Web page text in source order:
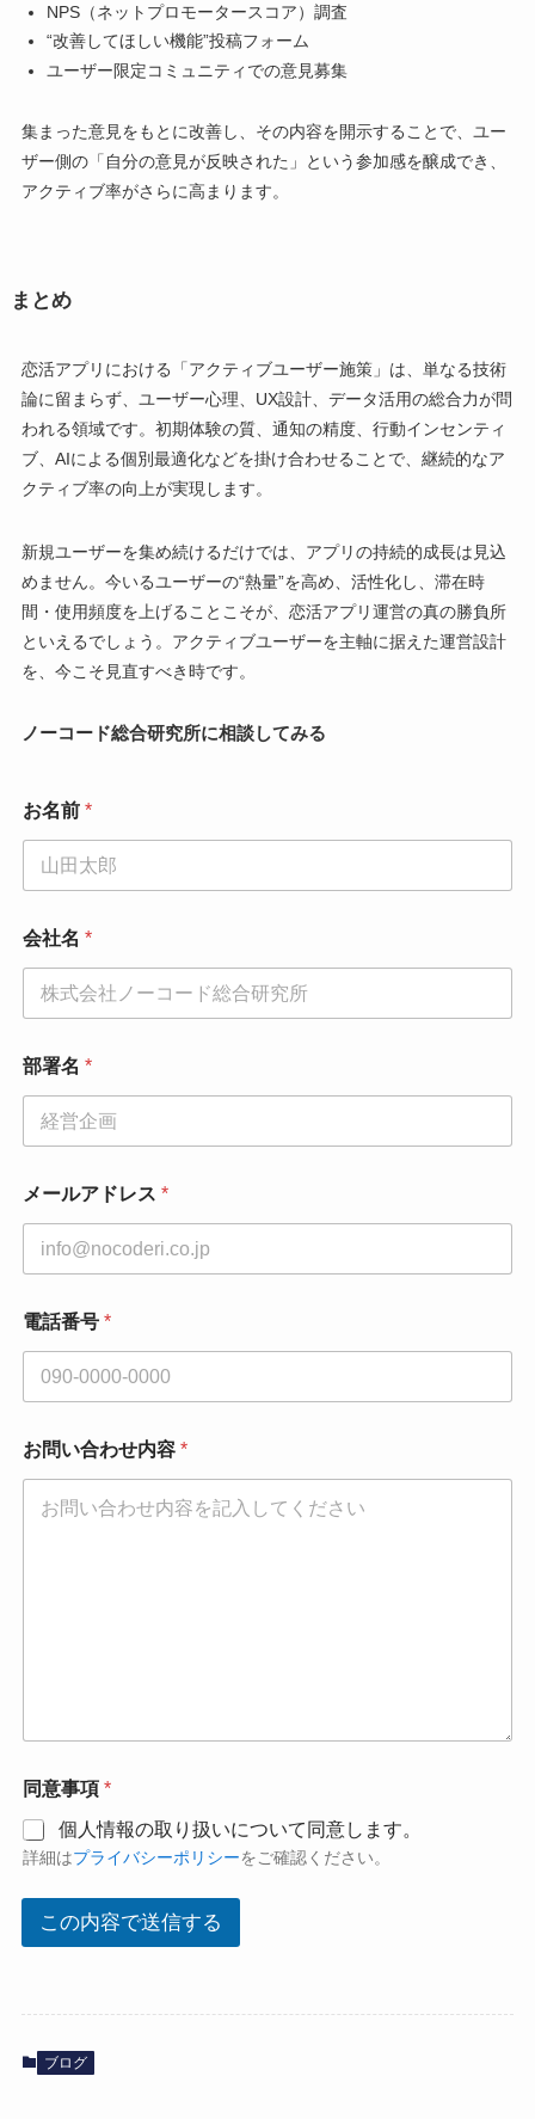
NPS（ネットプロモータースコア）調査
“改善してほしい機能”投稿フォーム
ユーザー限定コミュニティでの意見募集
集まった意見をもとに改善し、その内容を開示することで、ユー
ザー側の「自分の意見が反映された」という参加感を醸成でき、
アクティブ率がさらに高まります。
まとめ
恋活アプリにおける「アクティブユーザー施策」は、単なる技術
論に留まらず、ユーザー心理、UX設計、データ活用の総合力が問
われる領域です。初期体験の質、通知の精度、行動インセンティ
ブ、AIによる個別最適化などを掛け合わせることで、継続的なア
クティブ率の向上が実現します。
新規ユーザーを集め続けるだけでは、アプリの持続的成長は見込
めません。今いるユーザーの“熱量”を高め、活性化し、滞在時
間・使用頻度を上げることこそが、恋活アプリ運営の真の勝負所
といえるでしょう。アクティブユーザーを主軸に据えた運営設計
を、今こそ見直すべき時です。
ノーコード総合研究所に相談してみる
お名前 *
会社名 *
部署名 *
会
社
メールアドレス *
電話番号 *
お問い合わせ内容 *
同意事項 *
個人情報の取り扱いについて同意します。
詳細はプライバシーポリシーをご確認ください。
この内容で送信する
ブログ